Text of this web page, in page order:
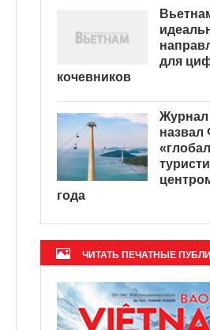
для
кочевников
назвал
года
ЧИТАТЬ ПЕЧАТНЫЕ